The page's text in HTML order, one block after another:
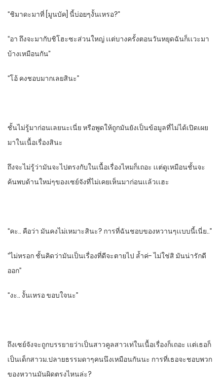
“ชิมาดะมาที่ [มูนบัค]​ นี้บ่อยๆงั้นเหรอ?”
“อา​ ถึงจะมากับชิโฮะซะส่วนใหญ่ เเต่บางครั้งตอนวันหยุดฉันก็เเวะมา
บ้างเหมือนกัน”
“โอ้​ คงชอบมากเลยสินะ”
ชั้นไม่รู้มาก่อนเลยนะเนี่ย​ หรือพูดให้ถูกมันยังเป็นข้อมูลที่ไม่ได้เปิดเผย
มาในเนื้อเรื่องสินะ
ถึงจะไม่รู้ว่ามันจะไปตรงกับในเนื้อเรื่องไหมก็เถอะ​ เเต่ดูเหมือนชั้นจะ
ค้นพบด้านใหม่ๆของเซย์จังที่ไม่เคยเห็นมาก่อนเเล้วเเฮะ
“คะ.. คือว่า​ มันคงไม่เหมาะสินะ?​ การที่ฉันชอบของหวานๆเเบบนี้เนี่ย..”
“ไม่หรอก​ ชั้นคิดว่ามันเป็นเรื่องที่ดีจะตายไป​ ลํ้าค่- ไม่ใช่สิ​ มันน่ารักดี
ออก”
“งะ.. งั้นเหรอ​ ขอบใจนะ”
ถึงเซย์จังจะถูกบรรยายว่าเป็นสาวคูลสาวเท่ในเนื้อเรื่องก็เถอะ​ เเต่เธอก็
เป็นเด็กสาวม.ปลายธรรมดาๆคนนึงเหมือนกันนะ​ การที่เธอจะชอบพวก
ของหวานมันผิดตรงไหนล่ะ?